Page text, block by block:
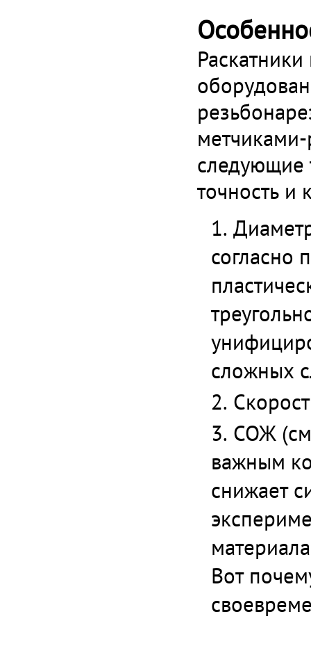
следующие
точность и
согласно
сложных
СОЖ
важным
снижает
Вот